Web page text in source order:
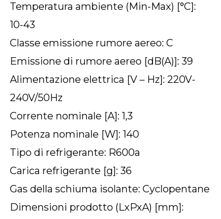
Temperatura ambiente (Min-Max) [°C]:
10-43
Classe emissione rumore aereo: C
Emissione di rumore aereo [dB(A)]: 39
Alimentazione elettrica [V – Hz]: 220V-
240V/50Hz
Corrente nominale [A]: 1,3
Potenza nominale [W]: 140
Tipo di refrigerante: R600a
Carica refrigerante [g]: 36
Gas della schiuma isolante: Cyclopentane
Dimensioni prodotto (LxPxA) [mm]: